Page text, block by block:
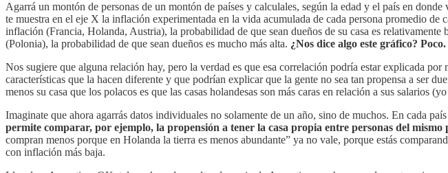
Agarrá un montón de personas de un montón de países y calculales, según la edad y el país en
te muestra en el eje X la inflación experimentada en la vida acumulada de cada persona promedio
inflación (Francia, Holanda, Austria), la probabilidad de que sean dueños de su casa es
(Polonia), la probabilidad de que sean dueños es mucho más alta. ¿Nos dice algo este gráfico? Poco.
Nos sugiere que alguna relación hay, pero la verdad es que esa correlación podría estar explicada
características que la hacen diferente y que podrían explicar que la gente no sea tan propensa a ser
menos su casa que los polacos es que las casas holandesas son más caras en relación a sus
Imaginate que ahora agarrás datos individuales no solamente de un año, sino de muchos. En cada
permite comparar, por ejemplo, la propensión a tener la casa propia entre personas del mismo
compran menos porque en Holanda la tierra es menos abundante” ya no vale, porque estás
con inflación más baja.